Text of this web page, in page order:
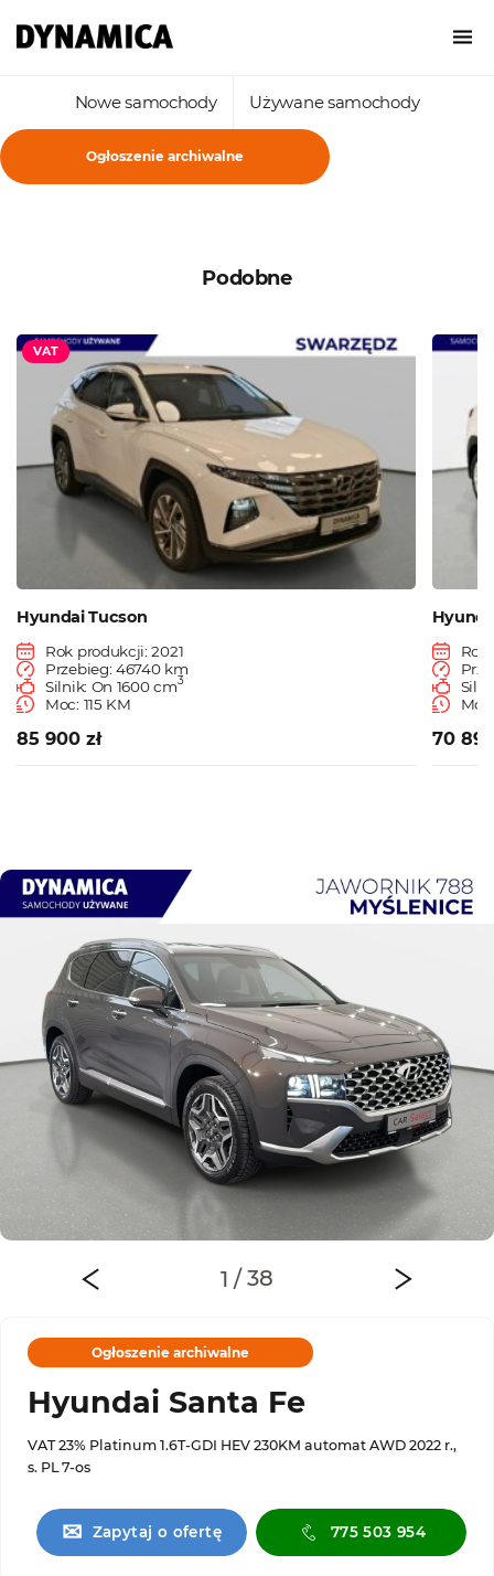
Nowe samochody Używane samochody
Ogłoszenie archiwalne
Podobne
VAT
Hyundai Tucson
Rok produkcji: 2021
Przebieg: 46740 km
Silnik: On 1600 cm3
Moc: 115 KM
85 900 zł
Rok
70
Ogłoszenie archiwalne
Hyundai Santa Fe
VAT 23% Platinum 1.6T-GDI HEV 230KM automat AWD 2022 r.,
s. PL 7-os
✉ Zapytaj o ofertę 775 503 954